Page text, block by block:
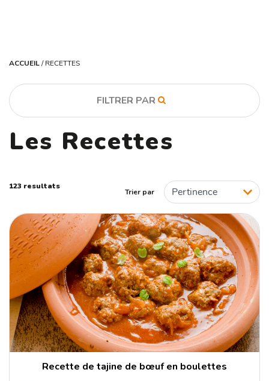
ACCUEIL/RECETTES
FILTRER PAR
CATÉGORIE
Recette desserts
Recettes boeuf
Recettes fromages
Recettes lapin
Recettes légumes
Recettes poisson
Recettes porc
Recettes pour l'apéritif
Voir plus
TYPE DE PLAT
Boissons
Dessert
Les Recettes
123 resultats
Trier par
Recette de tajine de bœuf en boulettes